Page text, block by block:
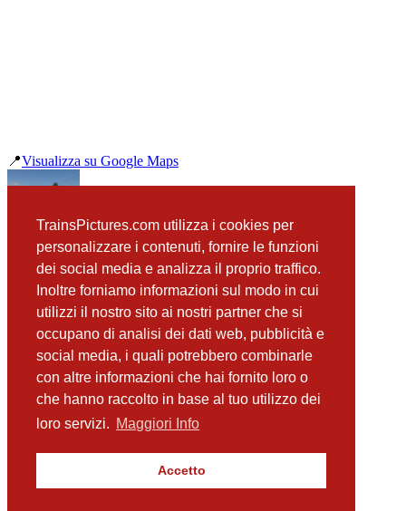
TrainsPictures.com utilizza i cookies per
personalizzare i contenuti, fornire le funzioni
dei social media e analizza il proprio traffico.
Inoltre forniamo informazioni sul modo in cui
utilizzi il nostro sito ai nostri partner che si
occupano di analisi dei dati web, pubblicità e
social media, i quali potrebbero combinarle
con altre informazioni che hai fornito loro o
che hanno raccolto in base al tuo utilizzo dei
loro servizi. Maggiori Info
Accetto
📍Visualizza su Google Maps
precedente
Brigitta SZ 363 023 Brezovica
successiva
ZSSK Cargo 383 203 Brezovica
📸 Fotografie scattate nei dintorniVedi tutte ➔
SZ 312 121 Ljubljana Festival Brezovica
(2.59 km)
SZ 541 109 Brezovica
Siemens Desiro SZ 312 104 Brezovica